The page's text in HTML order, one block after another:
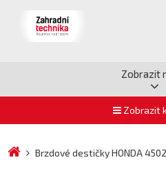
Zobrazit
Zobrazit
Brzdové destičky HONDA